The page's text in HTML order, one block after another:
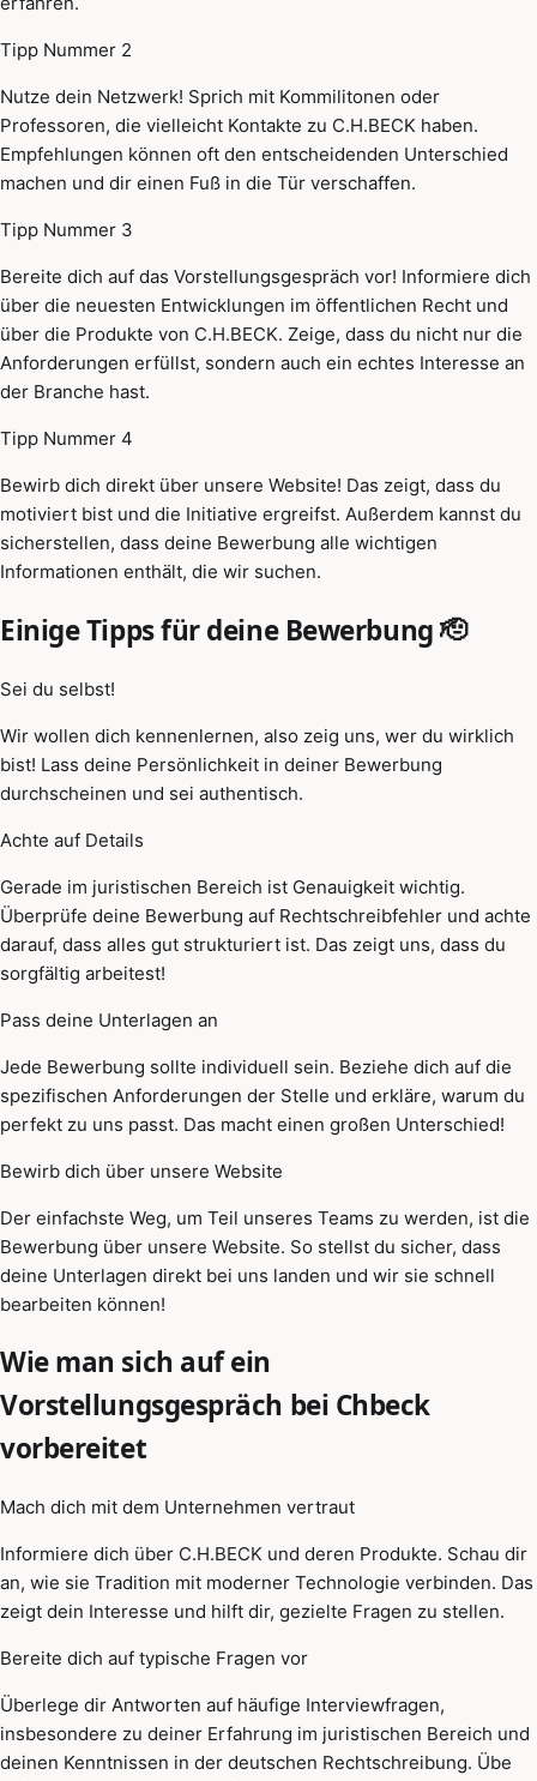
Tipp Nummer 2
Nutze dein Netzwerk! Sprich mit Kommilitonen oder
Professoren, die vielleicht Kontakte zu C.H.BECK haben.
Empfehlungen können oft den entscheidenden Unterschied
machen und dir einen Fuß in die Tür verschaffen.
Tipp Nummer 3
Bereite dich auf das Vorstellungsgespräch vor! Informiere dich
über die neuesten Entwicklungen im öffentlichen Recht und
über die Produkte von C.H.BECK. Zeige, dass du nicht nur die
Anforderungen erfüllst, sondern auch ein echtes Interesse an
der Branche hast.
Tipp Nummer 4
Bewirb dich direkt über unsere Website! Das zeigt, dass du
motiviert bist und die Initiative ergreifst. Außerdem kannst du
sicherstellen, dass deine Bewerbung alle wichtigen
Informationen enthält, die wir suchen.
Einige Tipps für deine Bewerbung 🫡
Sei du selbst!
Wir wollen dich kennenlernen, also zeig uns, wer du wirklich
bist! Lass deine Persönlichkeit in deiner Bewerbung
durchscheinen und sei authentisch.
Achte auf Details
Gerade im juristischen Bereich ist Genauigkeit wichtig.
Überprüfe deine Bewerbung auf Rechtschreibfehler und achte
darauf, dass alles gut strukturiert ist. Das zeigt uns, dass du
sorgfältig arbeitest!
Pass deine Unterlagen an
Jede Bewerbung sollte individuell sein. Beziehe dich auf die
spezifischen Anforderungen der Stelle und erkläre, warum du
perfekt zu uns passt. Das macht einen großen Unterschied!
Bewirb dich über unsere Website
Der einfachste Weg, um Teil unseres Teams zu werden, ist die
Bewerbung über unsere Website. So stellst du sicher, dass
deine Unterlagen direkt bei uns landen und wir sie schnell
bearbeiten können!
Wie man sich auf ein
Vorstellungsgespräch bei Chbeck
vorbereitet
Mach dich mit dem Unternehmen vertraut
Informiere dich über C.H.BECK und deren Produkte. Schau dir
an, wie sie Tradition mit moderner Technologie verbinden. Das
zeigt dein Interesse und hilft dir, gezielte Fragen zu stellen.
Bereite dich auf typische Fragen vor
Überlege dir Antworten auf häufige Interviewfragen,
insbesondere zu deiner Erfahrung im juristischen Bereich und
deinen Kenntnissen in der deutschen Rechtschreibung. Übe